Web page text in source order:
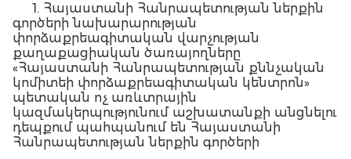
1. Հայաստանի Հանրապետության ներքին
գործերի նախարարության
փորձաքրեագիտական վարչության
քաղաքացիական ծառայողները
«Հայաստանի Հանրապետության քննչական
կոմիտեի փորձաքրեագիտական կենտրոն»
պետական ոչ առևտրային
կազմակերպությունում աշխատանքի անցնելու
դեպքում պահպանում են Հայաստանի
Հանրապետության ներքին գործերի